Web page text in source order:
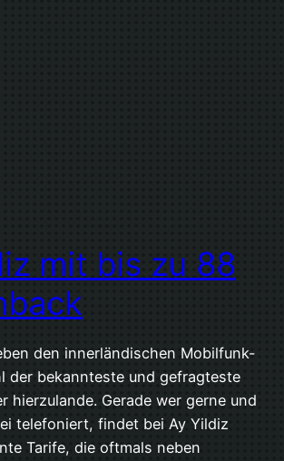
mit bis zu 88
den innerländischen Mobilfunk-
der bekannteste und gefragteste
hierzulande. Gerade wer gerne und
telefoniert, findet bei Ay Yildiz
Tarife, die oftmals neben